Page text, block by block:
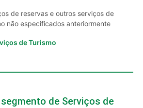
de reservas e outros serviços de
não especificados anteriormente
de Turismo
de Serviços de